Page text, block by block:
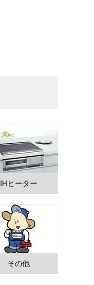
IHヒーター
その他